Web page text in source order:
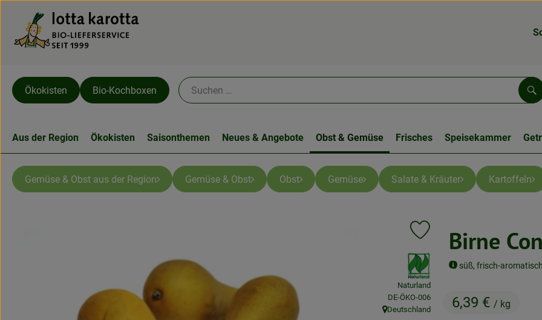
Ökokisten Bio-Kochboxen
Aus der Region Ökokisten Saisonthemen Neues & Angebote Obst & Gemüse Frisches Speisekammer
Gemüse & Obst aus der Region Gemüse & Obst Obst Gemüse Salate & Kräuter Kartoffeln
Birne
süß, frisch-
6,39 € / kg
Produkt zu Favouriten hinzufügen
, Verband:
Naturland
, Kontrollstelle:
DE-ÖKO-006
, Herkunft:
Deutschland